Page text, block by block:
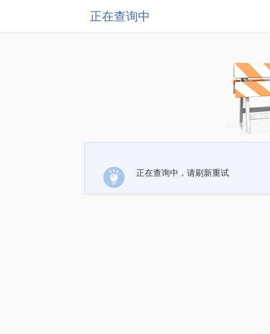
正在查询中
正在查询中，请刷新重试